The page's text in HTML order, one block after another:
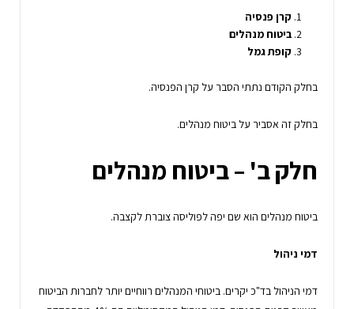
קרן פנסיה
ביטוח מנהלים
קופת גמל
בחלק הקודם נתתי הסבר על קרן הפנסיה.
בחלק זה אסביר על ביטוח מנהלים.
חלק ב' – ביטוח מנהלים
ביטוח מנהלים הוא שם יפה לפוליסה צוברת לקצבה.
דמי ניהול
דמי הניהול בד"כ יקרים. ביטוחי המנהלים רווחיים יותר לחברות הביטוח